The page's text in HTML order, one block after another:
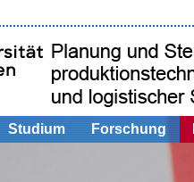
Studium Forschung